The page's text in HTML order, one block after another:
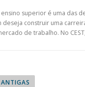
superior é uma das
construir uma
de trabalho. No